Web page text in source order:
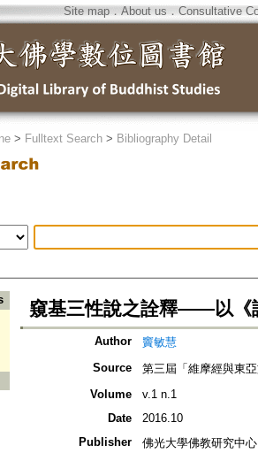
Site map．About us ． Consultative
> Fulltext Search > Bibliography Detail
窺基三性說之詮釋——以《
Author
竇敏慧
Source
第三屆「維摩經與東
Volume
v.1 n.1
Date
2016.10
Publisher
佛光大學佛教研究中心